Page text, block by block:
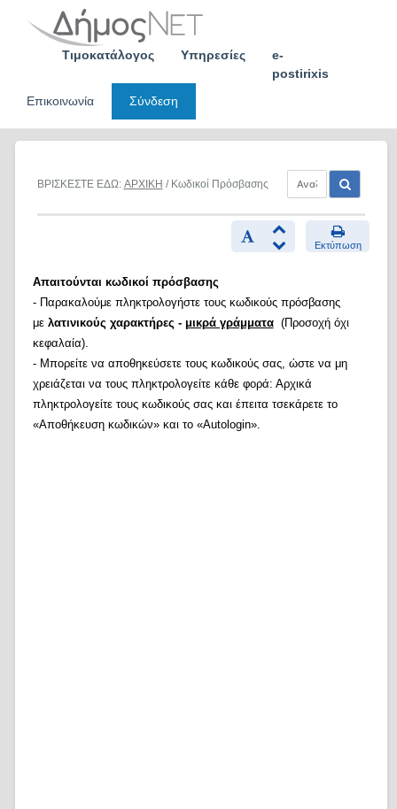
Τιμοκατάλογος Υπηρεσίες
e-
postirixis
Επικοινωνία
Σύνδεση
ΒΡΙΣΚΕΣΤΕ ΕΔΩ: ΑΡΧΙΚΗ / Κωδικοί Πρόσβασης
Εκτύπωση
Απαιτούνται κωδικοί πρόσβασης
- Παρακαλούμε πληκτρολογήστε τους κωδικούς πρόσβασης
με λατινικούς χαρακτήρες - μικρά γράμματα(Προσοχή όχι
κεφαλαία).
- Μπορείτε να αποθηκεύσετε τους κωδικούς σας, ώστε να μη
χρειάζεται να τους πληκτρολογείτε κάθε φορά: Αρχικά
πληκτρολογείτε τους κωδικούς σας και έπειτα τσεκάρετε το
«Αποθήκευση κωδικών» και το «Autologin».